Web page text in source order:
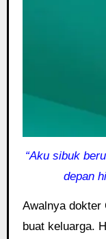
“Aku sibuk
depan
Awalnya dokter
buat keluarga.